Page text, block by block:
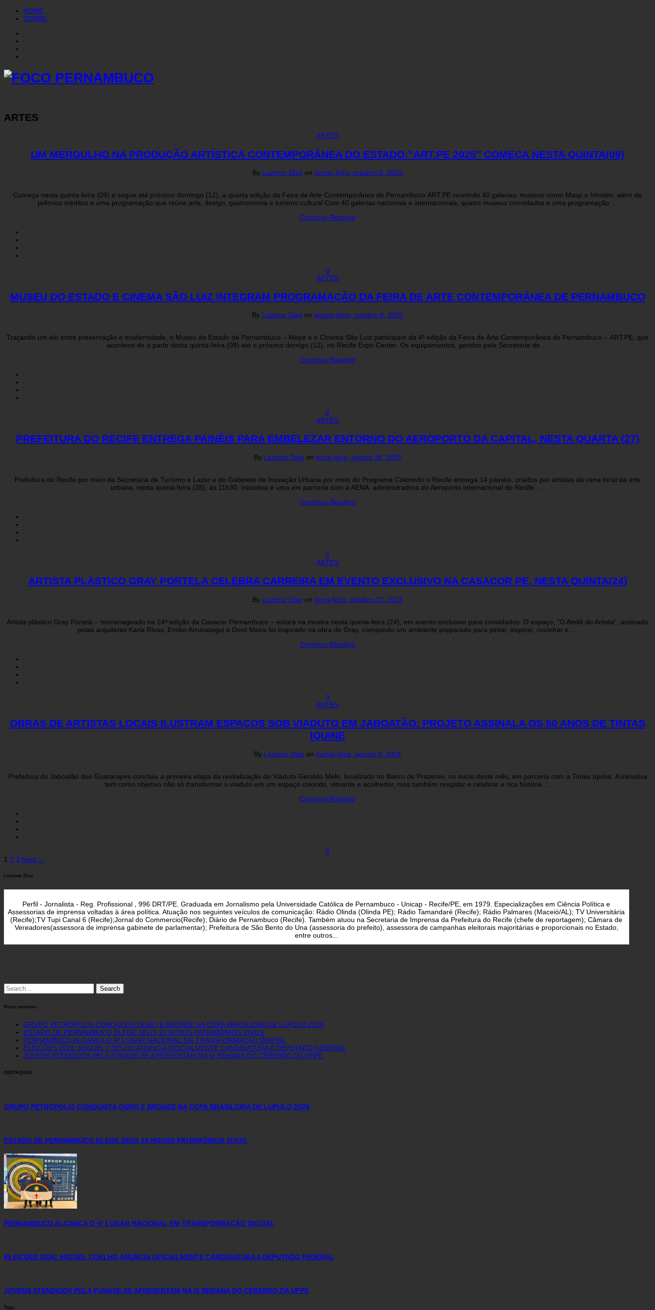
HOME
SOBRE
ARTES
ARTES
UM MERGULHO NA PRODUÇÃO ARTÍSTICA CONTEMPORÂNEA DO ESTADO:”ART.PE 2025″ COMEÇA NESTA QUINTA(09)
By Luzimar Dias on quinta-feira, outubro 9, 2025
Começa nesta quinta-feira (09) e segue até próximo domingo (12), a quarta edição da Feira de Arte Contemporânea de Pernambuco ART.PE reunindo 40 galerias, museus como Masp e Inhotim, além de
prêmios inéditos e uma programação que reúne arte, design, gastronomia e turismo cultural Com 40 galerias nacionais e internacionais, quatro museus convidados e uma programação …
Continue Reading
0
ARTES
MUSEU DO ESTADO E CINEMA SÃO LUIZ INTEGRAM PROGRAMAÇÃO DA FEIRA DE ARTE CONTEMPORÂNEA DE PERNAMBUCO
By Luzimar Dias on quarta-feira, outubro 8, 2025
Traçando um elo entre preservação e modernidade, o Museu do Estado de Pernambuco – Mepe e o Cinema São Luiz participam da 4ª edição da Feira de Arte Contemporânea de Pernambuco – ART.PE, que
acontece de a partir desta quinta-feira (09) até o próximo domigo (12), no Recife Expo Center. Os equipamentos, geridos pela Secretaria de …
Continue Reading
0
ARTES
PREFEITURA DO RECIFE ENTREGA PAINÉIS PARA EMBELEZAR ENTORNO DO AEROPORTO DA CAPITAL, NESTA QUARTA (27)
By Luzimar Dias on terça-feira, agosto 26, 2025
Prefeitura do Recife por meio da Secretaria de Turismo e Lazer e do Gabinete de Inovação Urbana por meio do Programa Colorindo o Recife entrega 14 painéis, criados por artistas da cena local da arte
urbana, nesta quinta-feira (28), às 11h30. Iniciativa é uma em parceria com a AENA. administradora do Aeroporto Internacional do Recife. …
Continue Reading
0
ARTES
ARTISTA PLÁSTICO GRAY PORTELA CELEBRA CARREIRA EM EVENTO EXCLUSIVO NA CASACOR PE, NESTA QUINTA(24)
By Luzimar Dias on terça-feira, outubro 22, 2024
Artista plástico Gray Portela – homenageado na 24ª edição da Casacor Pernambuco – estará na mostra nesta quinta-feira (24), em evento exclusivo para convidados. O espaço, “O Ateliê do Artista”, assinado
pelas arquitetas Karla Rivas, Emiko Arrunategui e Doró Meira foi inspirado na obra de Gray, compondo um ambiente preparado para pintar, inspirar, cozinhar e …
Continue Reading
0
ARTES
OBRAS DE ARTISTAS LOCAIS ILUSTRAM ESPAÇOS SOB VIADUTO EM JABOATÃO: PROJETO ASSINALA OS 50 ANOS DE TINTAS
IQUINE
By Luzimar Dias on quinta-feira, agosto 8, 2024
Prefeitura do Jaboatão dos Guararapes concluiu a primeira etapa da revitalização do Viaduto Geraldo Melo, localizado no Bairro de Prazeres, no início deste mês, em parceria com a Tintas Iquine. A iniciativa
tem como objetivo não só transformar o viaduto em um espaço colorido, vibrante e acolhedor, mas também resgatar e celebrar a rica história …
Continue Reading
0
Navegação
por
1 2 3 Next →
Luzimar Dias
Perfil - Jornalista - Reg. Profissional , 996 DRT/PE. Graduada em Jornalismo pela Universidade Católica de Pernambuco - Unicap - Recife/PE, em 1979. Especializações em Ciência Política e
Assessorias de imprensa voltadas à área política. Atuação nos seguintes veículos de comunicação: Rádio Olinda (Olinda PE); Rádio Tamandaré (Recife); Rádio Palmares (Maceió/AL); TV Universitária
(Recife);TV Tupi Canal 6 (Recife);Jornal do Commercio(Recife); Diário de Pernambuco (Recife). Também atuou na Secretaria de Imprensa da Prefeitura do Recife (chefe de reportagem); Câmara de
Vereadores(assessora de imprensa gabinete de parlamentar); Prefeitura de São Bento do Una (assessoria do prefeito), assessora de campanhas eleitorais majoritárias e proporcionais no Estado,
entre outros...
Search
for:
Posts recentes
GRUPO PETRÓPOLIS CONQUISTA OURO E BRONZE NA COPA BRASILEIRA DE LÚPULO 2026
ESTADO DE PERNAMBUCO ELEGE SEUS 10 NOVOS PATRIMÔNIOS VIVOS
PERNAMBUCO ALCANÇA O 4º LUGAR NACIONAL EM TRANSFORMAÇÃO DIGITAL
ELEIÇÕES 2026: MIGUEL COELHO ANUNCIA OFICIALMENTE CANDIDATURA A DEPUTADO FEDERAL
JOVENS ATENDIDOS PELA FUNASE SE APRESENTAM NA III SEMANA DO CÉREBRO DA UFPE
DESTAQUES
GRUPO PETRÓPOLIS CONQUISTA OURO E BRONZE NA COPA BRASILEIRA DE LÚPULO 2026
ESTADO DE PERNAMBUCO ELEGE SEUS 10 NOVOS PATRIMÔNIOS VIVOS
PERNAMBUCO ALCANÇA O 4º LUGAR NACIONAL EM TRANSFORMAÇÃO DIGITAL
ELEIÇÕES 2026: MIGUEL COELHO ANUNCIA OFICIALMENTE CANDIDATURA A DEPUTADO FEDERAL
JOVENS ATENDIDOS PELA FUNASE SE APRESENTAM NA III SEMANA DO CÉREBRO DA UFPE
Tags